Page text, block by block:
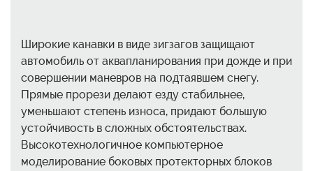
Широкие канавки в виде зигзагов защищают
автомобиль от аквапланирования при дожде и при
совершении маневров на подтаявшем снегу.
Прямые прорези делают езду стабильнее,
уменьшают степень износа, придают большую
устойчивость в сложных обстоятельствах.
Высокотехнологичное компьютерное
моделирование боковых протекторных блоков